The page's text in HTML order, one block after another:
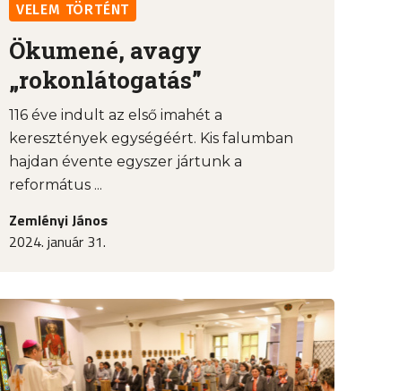
VELEM TÖRTÉNT
Ökumené, avagy
„rokonlátogatás”
116 éve indult az első imahét a
keresztények egységéért. Kis falumban
hajdan évente egyszer jártunk a
református ...
Zemlényi János
2024. január 31.